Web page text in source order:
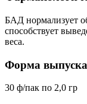
БАД нормализует
способствует
веса.
Форма выпуска
30 ф/пак по 2,0 гр